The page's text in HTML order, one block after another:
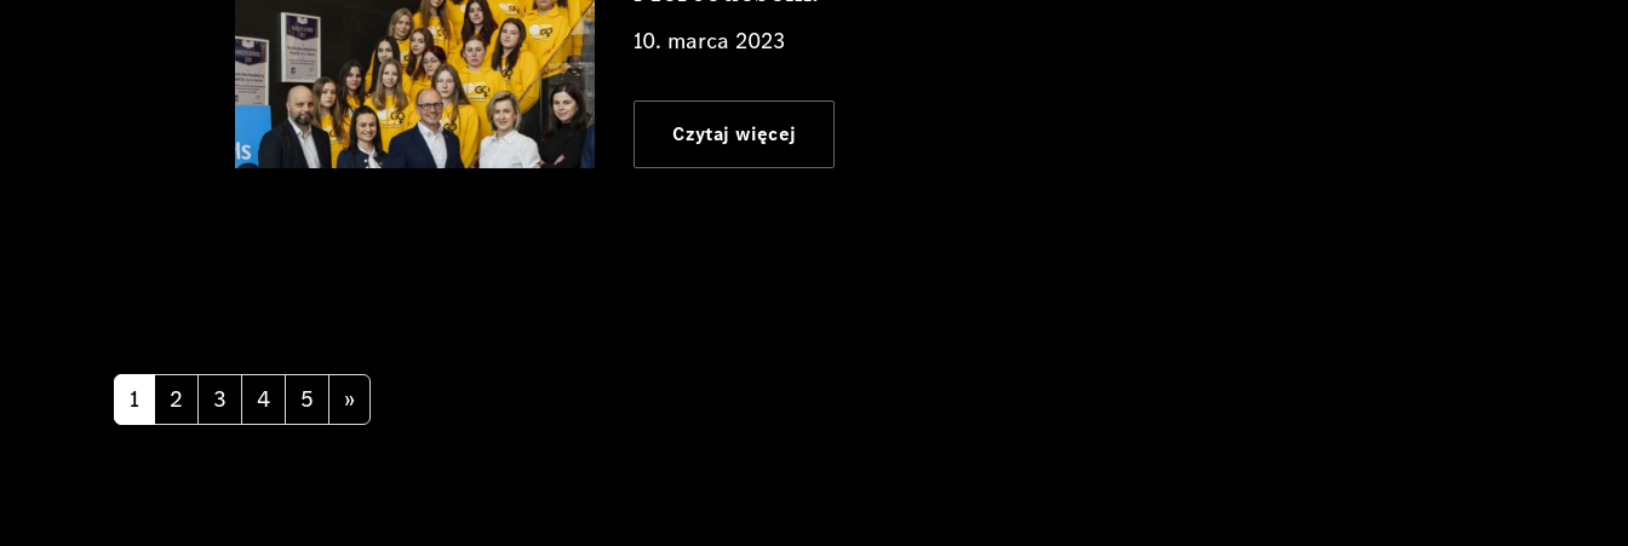
10. marca 2023
Czytaj więcej
1 2 3 4 5 »